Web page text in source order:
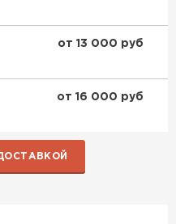
от 13 000 руб
от 16 000 руб